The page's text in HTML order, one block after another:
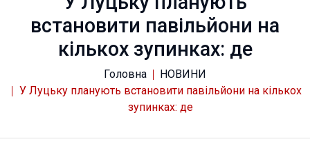
встановити павільйони на
кількох зупинках: де
Головна
НОВИНИ
У Луцьку планують встановити павільйони на кількох
зупинках: де